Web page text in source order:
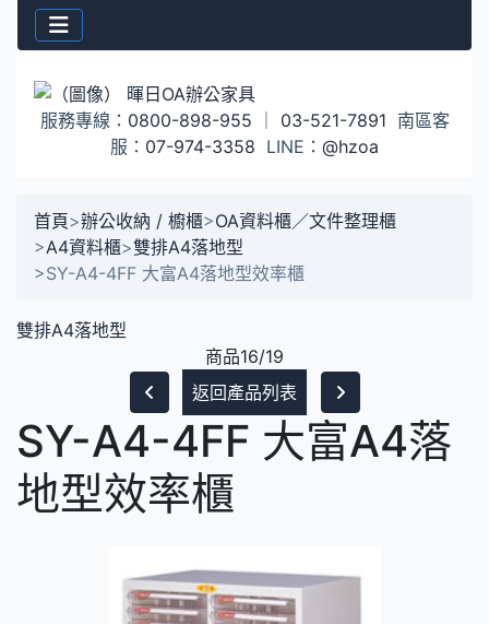
服務專線： 0800-898-955 03-521-7891 南區客
服： 07-974-3358 LINE： @hzoa
首頁>辦公收納 / 櫥櫃>OA資料櫃／文件整理櫃
>A4資料櫃>雙排A4落地型
>SY-A4-4FF 大富A4落地型效率櫃
雙排A4落地型
商品16/19
返回產品列表
SY-A4-4FF 大富A4落
地型效率櫃